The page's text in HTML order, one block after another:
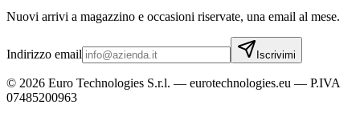
Nuovi arrivi a magazzino e occasioni riservate, una email al mese.
Indirizzo email Iscrivimi
© 2026 Euro Technologies S.r.l. — eurotechnologies.eu — P.IVA
07485200963